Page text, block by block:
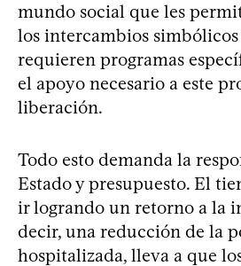
mundo social que les
los intercambios
requieren programas
el apoyo necesario a este
liberación.
Todo esto demanda la
Estado y presupuesto. El
ir logrando un retorno a la
decir, una reducción de la
hospitalizada, lleva a que